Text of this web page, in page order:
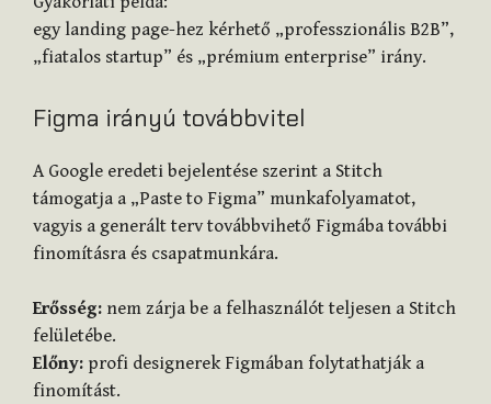
egy landing page-hez kérhető „professzionális B2B”,
„fiatalos startup” és „prémium enterprise” irány.
Figma irányú továbbvitel
A Google eredeti bejelentése szerint a Stitch
támogatja a „Paste to Figma” munkafolyamatot,
vagyis a generált terv továbbvihető Figmába további
finomításra és csapatmunkára.
Erősség: nem zárja be a felhasználót teljesen a Stitch
felületébe.
Előny: profi designerek Figmában folytathatják a
finomítást.